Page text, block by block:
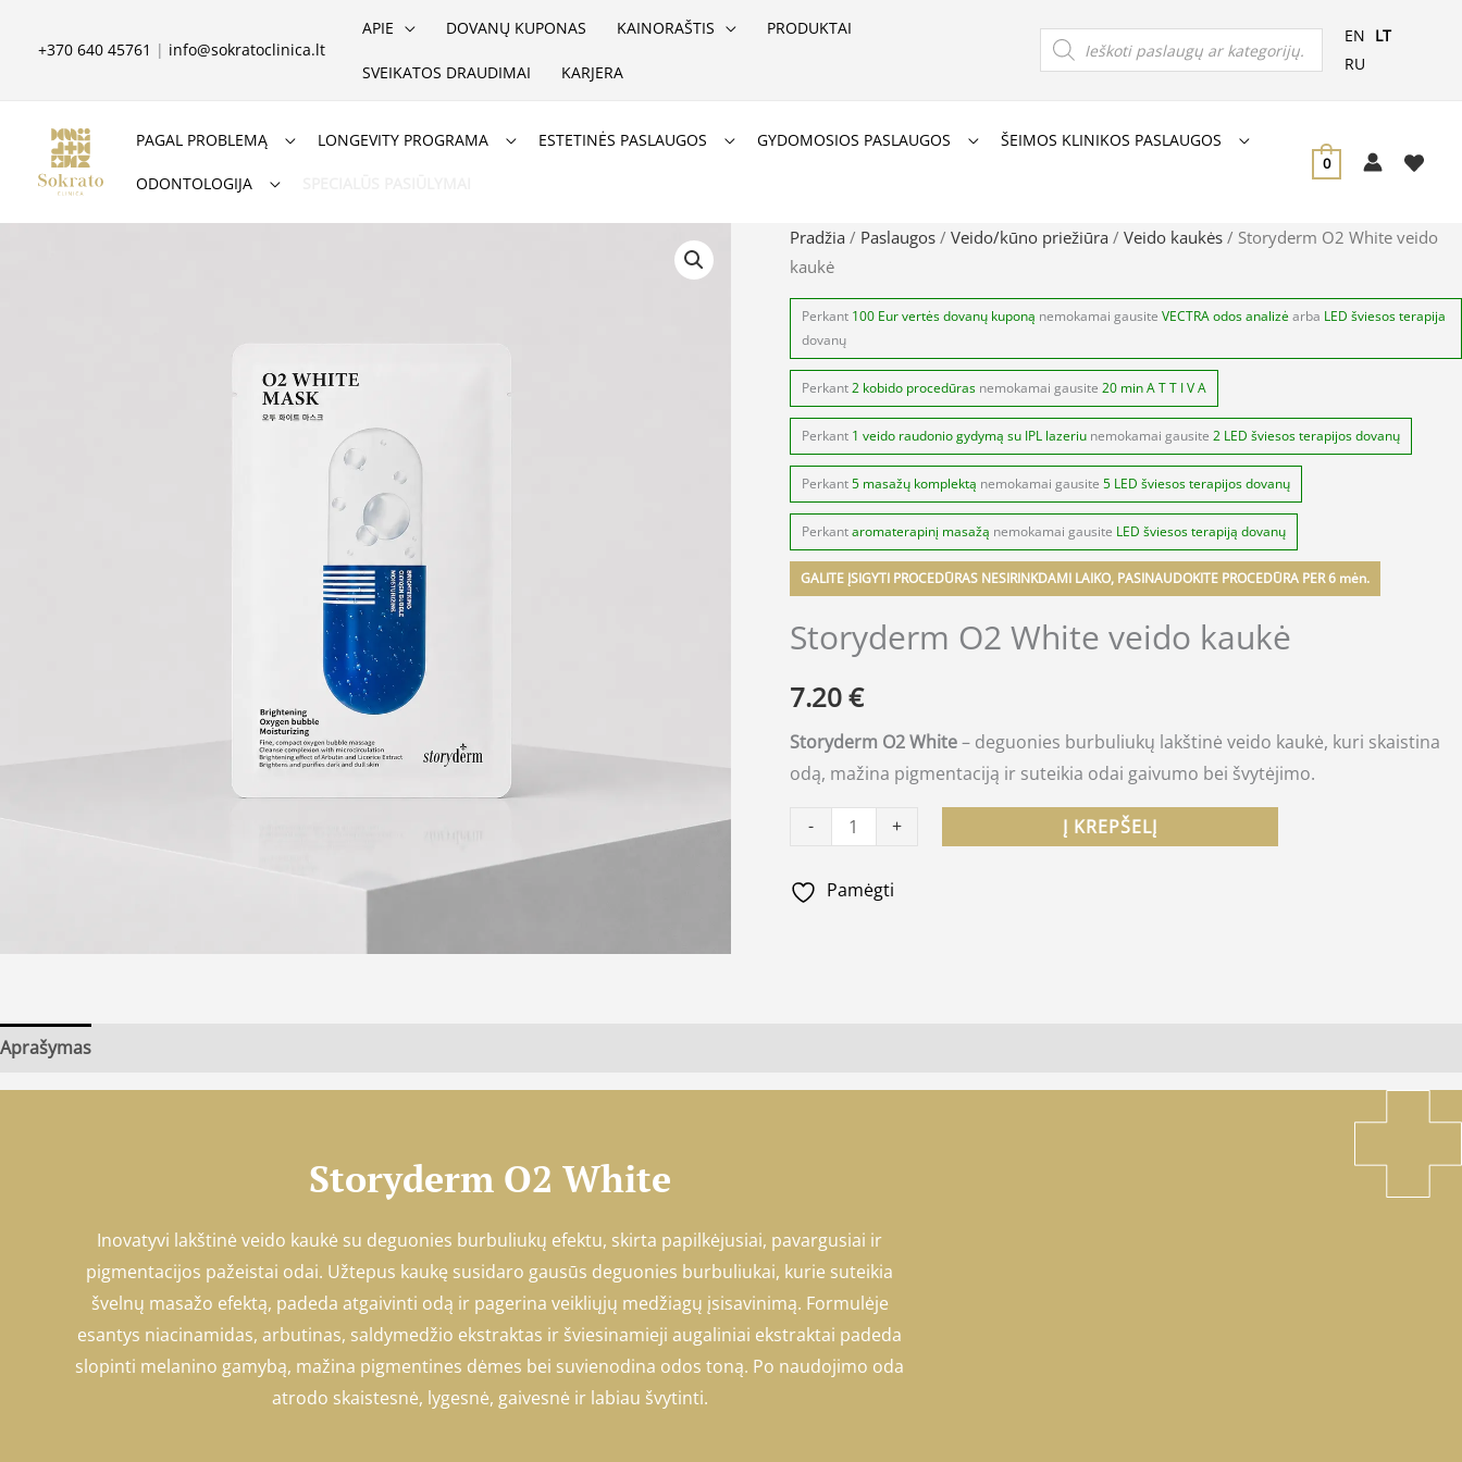
+370 640 45761 | info@sokratoclinica.lt
APIE DOVANŲ KUPONAS KAINORAŠTIS PRODUKTAI
SVEIKATOS DRAUDIMAI KARJERA
Products
search
EN LT
RU
PAGAL PROBLEMĄ LONGEVITY PROGRAMA ESTETINĖS PASLAUGOS GYDOMOSIOS PASLAUGOS ŠEIMOS KLINIKOS PASLAUGOS
ODONTOLOGIJA
0
Pradžia / Paslaugos/ Veido/kūno priežiūra / Veido kaukės/ Storyderm O2 White veido
kaukė
Perkant 100 Eur vertės dovanų kuponą nemokamai gausite VECTRA odos analizė arba LED šviesos terapija
dovanų
Perkant2 kobido procedūrasnemokamai gausite 20 min A T T I V A
Perkant 1 veido raudonio gydymą su IPL lazeriunemokamai gausite 2 LED šviesos terapijos dovanų
Perkant5 masažų komplektą nemokamai gausite 5 LED šviesos terapijos dovanų
Perkantaromaterapinį masažą nemokamai gausite LED šviesos terapiją dovanų
GALITE ĮSIGYTI PROCEDŪRAS NESIRINKDAMI LAIKO, PASINAUDOKITE PROCEDŪRA PER 6 mėn.
Storyderm O2 White veido kaukė
7.20€
Storyderm O2 White– deguonies burbuliukų lakštinė veido kaukė, kuri skaistina
odą, mažina pigmentaciją ir suteikia odai gaivumo bei švytėjimo.
-
produkto
kiekis:
Storyderm
O2
White
veido
kaukė
+ Į KREPŠELĮ
Pamėgti
Aprašymas
Storyderm O2 White
Inovatyvi lakštinė veido kaukė su deguonies burbuliukų efektu, skirta papilkėjusiai, pavargusiai ir
pigmentacijos pažeistai odai. Užtepus kaukę susidaro gausūs deguonies burbuliukai, kurie suteikia
švelnų masažo efektą, padeda atgaivinti odą ir pagerina veikliųjų medžiagų įsisavinimą. Formulėje
esantys niacinamidas, arbutinas, saldymedžio ekstraktas ir šviesinamieji augaliniai ekstraktai padeda
slopinti melanino gamybą, mažina pigmentines dėmes bei suvienodina odos toną. Po naudojimo oda
atrodo skaistesnė, lygesnė, gaivesnė ir labiau švytinti.